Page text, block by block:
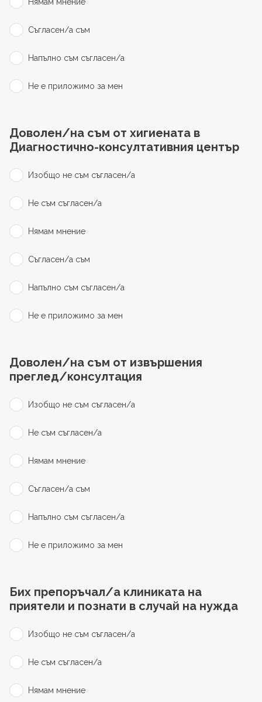
Съгласен/а съм
Напълно съм съгласен/а
Не е приложимо за мен
Доволен/на съм от хигиената в
Диагностично-консултативния център
Изобщо не съм съгласен/а
Не съм съгласен/а
Нямам мнение
Съгласен/а съм
Напълно съм съгласен/а
Не е приложимо за мен
Доволен/на съм от извършения
преглед/консултация
Изобщо не съм съгласен/а
Не съм съгласен/а
Нямам мнение
Съгласен/а съм
Напълно съм съгласен/а
Не е приложимо за мен
Бих препоръчал/а клиниката на
приятели и познати в случай на нужда
Изобщо не съм съгласен/а
Не съм съгласен/а
Нямам мнение